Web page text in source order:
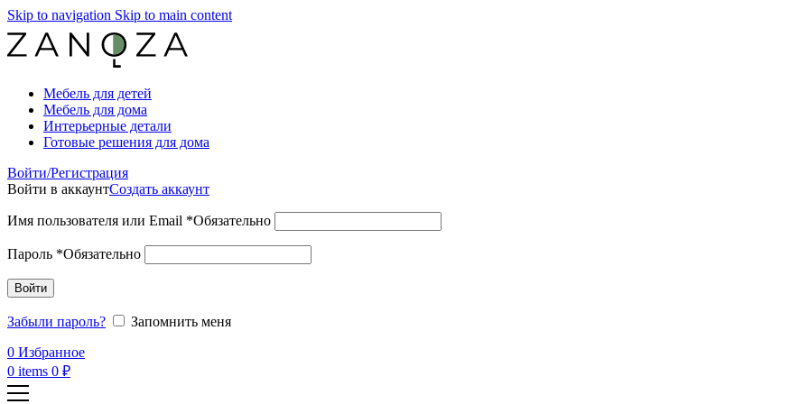
Skip to navigation Skip to main content
Мебель для детей
Мебель для дома
Интерьерные детали
Готовые решения для дома
Войти/Регистрация
Войти в аккаунтСоздать аккаунт
Имя пользователя или Email *Обязательно
Пароль *Обязательно
Войти
Забыли пароль?
Запомнить меня
0 Избранное
0 items 0 ₽